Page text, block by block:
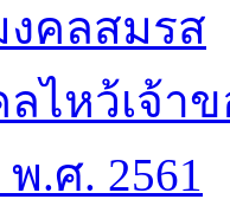
คลสมรส
ไหว้เจ้า
.ศ. 2561